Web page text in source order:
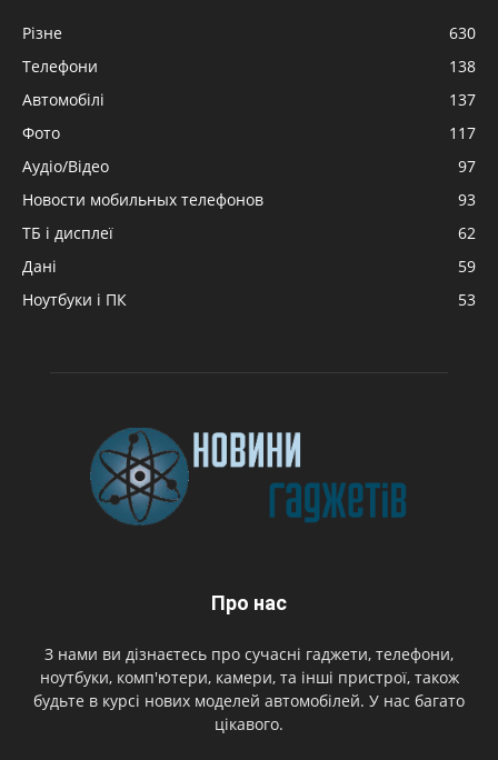
Різне
630
Телефони
138
Автомобілі
137
Фото
117
Аудіо/Відео
97
Новости мобильных телефонов
93
ТБ і дисплеї
62
Дані
59
Ноутбуки і ПК
53
Про нас
З нами ви дізнаєтесь про сучасні гаджети, телефони,
ноутбуки, комп'ютери, камери, та інші пристрої, також
будьте в курсі нових моделей автомобілей. У нас багато
цікавого.